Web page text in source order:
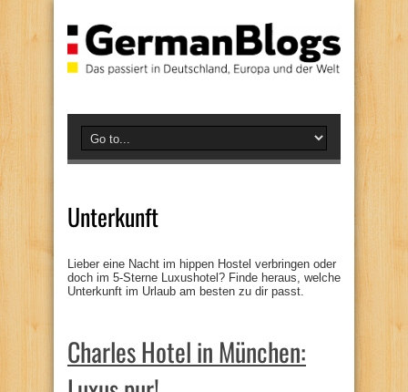
Unterkunft
Lieber eine Nacht im hippen Hostel verbringen oder
doch im 5-Sterne Luxushotel? Finde heraus, welche
Unterkunft im Urlaub am besten zu dir passt.
Charles Hotel in München: